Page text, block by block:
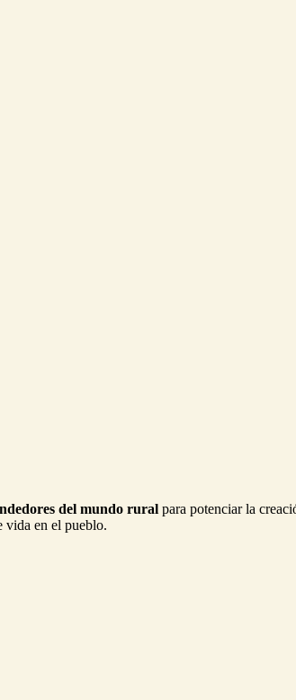
del mundo rural para potenciar la
vida en el pueblo.